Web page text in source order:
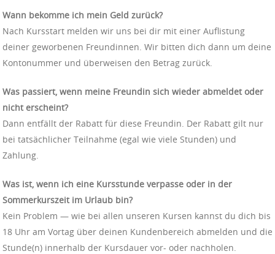
Wann bekomme ich mein Geld zurück?
Nach Kursstart melden wir uns bei dir mit einer Auflistung
deiner geworbenen Freundinnen. Wir bitten dich dann um deine
Kontonummer und überweisen den Betrag zurück.
Was passiert, wenn meine Freundin sich wieder abmeldet oder
nicht erscheint?
Dann entfällt der Rabatt für diese Freundin. Der Rabatt gilt nur
bei tatsächlicher Teilnahme (egal wie viele Stunden) und
Zahlung.
Was ist, wenn ich eine Kursstunde verpasse oder in der
Sommerkurszeit im Urlaub bin?
Kein Problem — wie bei allen unseren Kursen kannst du dich bis
18 Uhr am Vortag über deinen Kundenbereich abmelden und die
Stunde(n) innerhalb der Kursdauer vor- oder nachholen.